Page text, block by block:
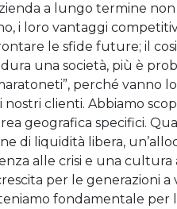
a lungo termine
i loro vantaggi
le sfide future; il
una società, più è
perché vanno
clienti. Abbiamo
geografica specifici.
di liquidità libera,
alle crisi e una
per le generazioni a
fondamentale per